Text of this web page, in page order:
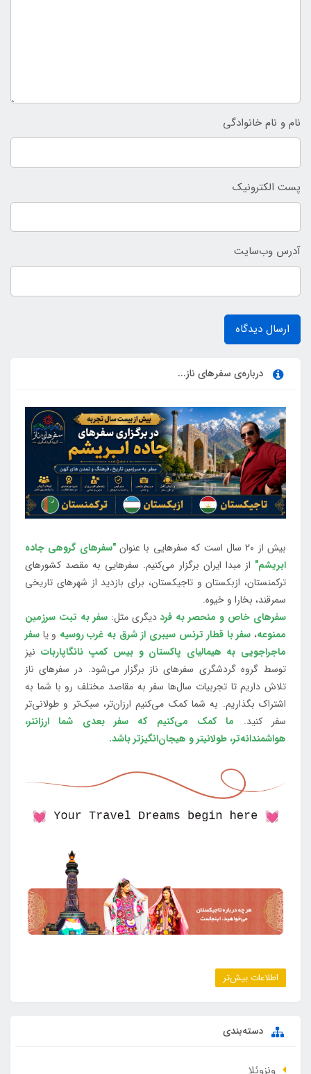
نام و نام خانوادگی
پست الکترونیک
آدرس وب‌سایت
ارسال دیدگاه
درباره‌ی سفرهای ناز...
بیش از 20 سال است که سفرهایی با عنوان
"سفرهای گروهی جاده
ابریشم" از مبدا ایران برگزار می‌کنیم. سفرهایی به مقصد کشورهای
ترکمنستان، ازبکستان و تاجیکستان، برای بازدید از شهرهای تاریخی
سمرقند، بخارا و خیوه.
سفرهای خاص و منحصر به فرددیگری مثل:سفر به تبت سرزمین
ممنوعه، سفر با قطار ترنس سیبری از شرق به غرب روسیه و یا سفر
ماجراجویی به هیمالیای پاکستان و بیس کمپ نانگاپاربات نیز
توسط گروه گردشگری سفرهای ناز برگزار می‌شود. در سفرهای ناز
تلاش داریم تا تجربیات سال‌ها سفر به مقاصد مختلف رو با شما به
اشتراک بگذاریم. به شما کمک می‌کنیم ارزان‌تر، سبک‌تر و طولانی‌تر
سفر کنید. ما کمک می‌کنیم که سفر بعدی شما ارزانتر،
هواشمندانه‌تر، طولانی‎تر و هیجان‌انگیزتر باشد.
اطلاعات بیش‌تر
دسته‌بندی
ونزوئلا